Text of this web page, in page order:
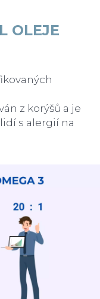
OLEJE
z korýšů a je
s alergií na